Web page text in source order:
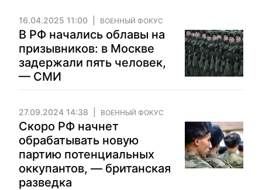
16.04.2025 11:00 ВОЕННЫЙ ФОКУС
В РФ начались облавы на
призывников: в Москве
задержали пять человек,
— СМИ
27.09.2024 14:38 ВОЕННЫЙ ФОКУС
Скоро РФ начнет
обрабатывать новую
партию потенциальных
оккупантов, — британская
разведка